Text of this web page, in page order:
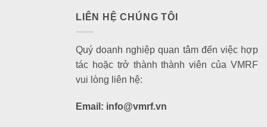
LIÊN HỆ CHÚNG TÔI
Quý doanh nghiệp quan tâm đến việc hợp
tác hoặc trở thành thành viên của VMRF
vui lòng liên hệ:
Email: info@vmrf.vn